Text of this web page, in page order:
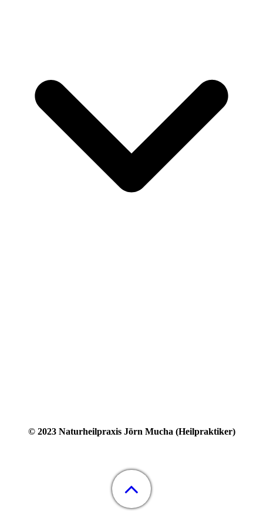
© 2023 Naturheilpraxis Jörn Mucha (Heilpraktiker)